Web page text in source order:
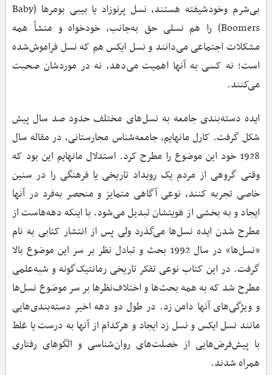
بی‌شرم وخودشیفته هستند، نسل پرنوزاد یا بیبی بومرها (Baby
Boomers) را هم نسلی حق به‌جانب، خودخواه و منشأ همه
مشکلات اجتماعی می‌دانند و نسل ایکس هم که نسل فراموش‌شده
است؛ نه کسی به آنها اهمیت می‌دهد، نه در موردشان صحبت
می‌کنند.
ایده دسته‌بندی جامعه به نسل‌های مختلف حدود صد سال پیش
شکل گرفت. کارل مانهایم، جامعه‌شناس مجارستانی، در مقاله سال
1928 خود این موضوع را مطرح کرد. استدلال مانهایم این بود که
وقتی گروهی از مردم یک رویداد تاریخی یا فرهنگی را در سنین
خاصی تجربه کنند، نوعی آگاهی متمایز و منحصر به‌فرد در آنها
ایجاد و به بخشی از هویتشان تبدیل می‌شود. با اینکه دهه‌هاست از
مطرح شدن ایده نسل‌ها می‌گذرد ولی پس از انتشار کتابی به نام
«نسل‌ها» در سال 1992 بحث و تبادل نظر بر سر این موضوع بالا
گرفت. در این کتاب نوعی تفکر تاریخی رمانتیک‌گونه و شبه‌علمی
مطرح شد که به همه بحث‌ها و اختلاف‌نظرها بر سر موضوع نسل‌ها
و ویژگی‌های آنها دامن زد. در طول دو دهه اخیر دسته‌بندی‌هایی
مانند نسل ایکس و نسل زد ایجاد و هرکدام از آنها به درست یا غلط
با پیش‌فرض‌هایی از خصلت‌های روان‌شناسی و الگوهای رفتاری
همراه شدند.